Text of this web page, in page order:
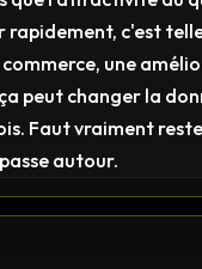
rapidement, c'est
commerce, une
peut changer la
Faut vraiment
autour.